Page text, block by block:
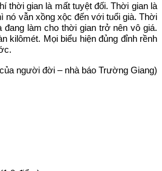
thời gian là mất tuyệt đối. Thời gian là
nó vẫn xồng xộc đến với tuổi già. Thời
làm cho thời gian trở nên vô giá.
kilômét. Mọi biểu hiện đủng đỉnh rềnh
người đời – nhà báo Trường Giang)